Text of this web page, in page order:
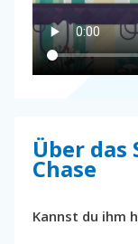
Über das
Chase
Kannst du ihm